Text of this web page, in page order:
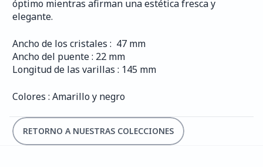
óptimo mientras afirman una estética fresca y
elegante.
Ancho de los cristales :  47 mm
Ancho del puente : 22 mm
Longitud de las varillas : 145 mm
Colores : Amarillo y negro
RETORNO A NUESTRAS COLECCIONES